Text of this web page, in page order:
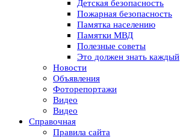
Детская безопасность
Пожарная безопасность
Памятка населению
Памятки МВД
Полезные советы
Это должен знать каждый
Новости
Объявления
Фоторепортажи
Видео
Видео
Справочная
Правила сайта